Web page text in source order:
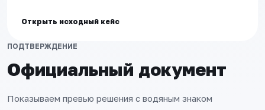
Открыть исходный кейс
ПОДТВЕРЖДЕНИЕ
Официальный документ
Показываем превью решения с водяным знаком